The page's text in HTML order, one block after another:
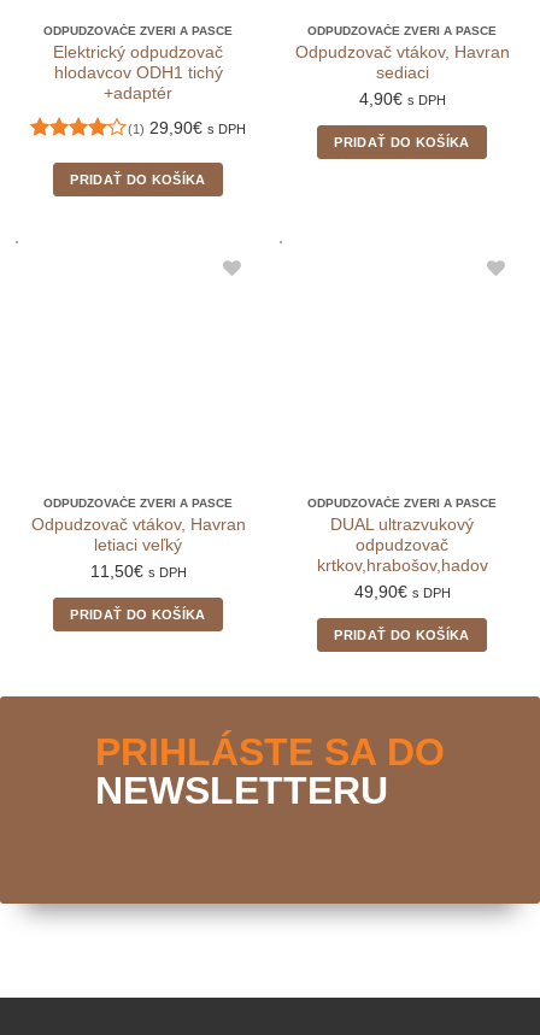
ODPUDZOVAČE ZVERI A PASCE
Elektrický odpudzovač
hlodavcov ODH1 tichý
+adaptér
z 5
(1) 29,90€ s DPH
PRIDAŤ DO KOŠÍKA
ODPUDZOVAČE ZVERI A PASCE
Odpudzovač vtákov, Havran
sediaci
4,90€ s DPH
PRIDAŤ DO KOŠÍKA
ODPUDZOVAČE ZVERI A PASCE
Odpudzovač vtákov, Havran
letiaci veľký
11,50€ s DPH
PRIDAŤ DO KOŠÍKA
ODPUDZOVAČE ZVERI A PASCE
DUAL ultrazvukový
odpudzovač
krtkov,hrabošov,hadov
49,90€ s DPH
PRIDAŤ DO KOŠÍKA
PRIHLÁSTE SA DO
NEWSLETTERU